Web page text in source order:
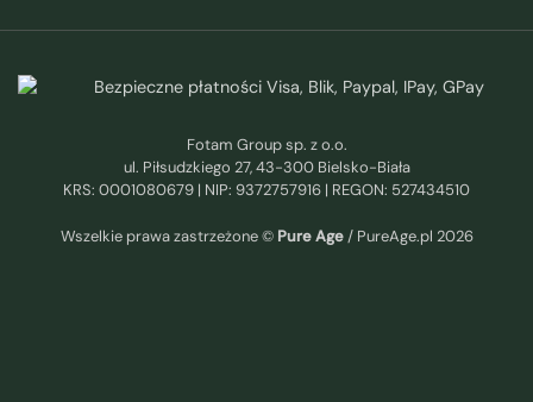
Fotam Group sp. z o.o.
ul. Piłsudzkiego 27, 43-300 Bielsko-Biała
KRS: 0001080679 | NIP: 9372757916 | REGON: 527434510
Wszelkie prawa zastrzeżone © Pure Age/ PureAge.pl 2026